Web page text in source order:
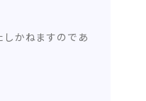
かねますのであ